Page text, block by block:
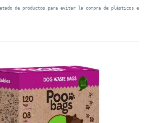
de productos para evitar la compra de plásticos en